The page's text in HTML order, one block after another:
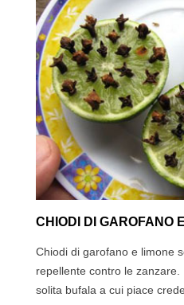
CHIODI DI GAROFANO
Chiodi di garofano e limone
repellente contro le
solita bufala a cui piace